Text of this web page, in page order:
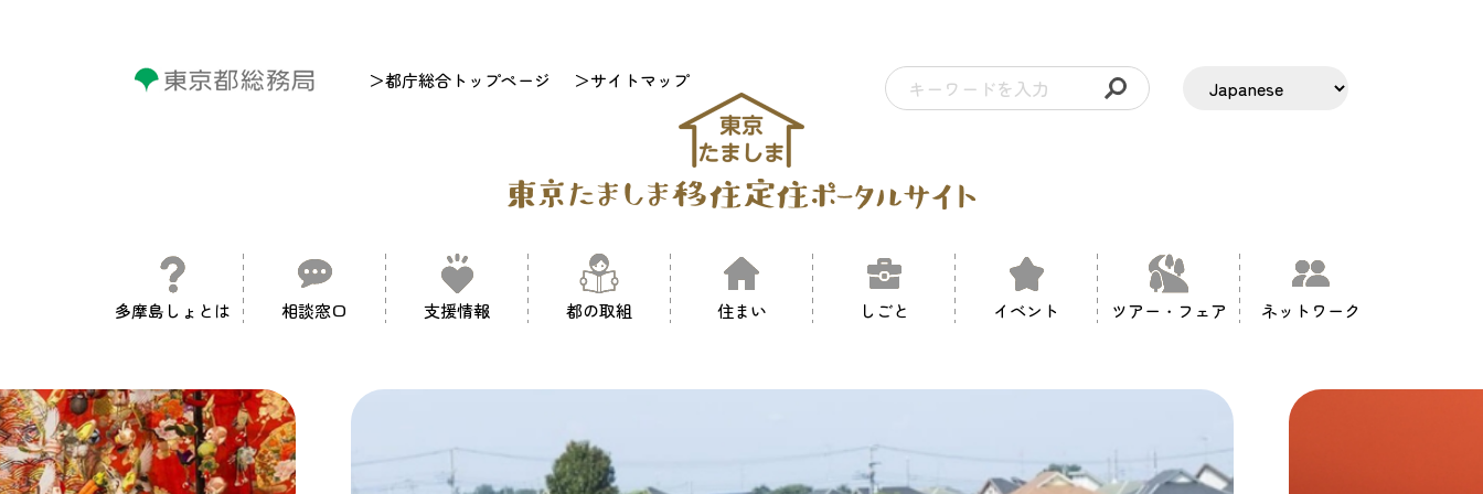
＞都庁総合トップページ ＞サイトマップ
多摩島しょとは 相談窓口 支援情報 都の取組 住まい しごと イベント ツアー・フェア ネットワーク